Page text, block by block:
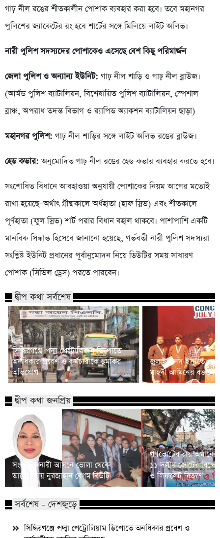
গাঢ় নীল রঙের শীতকালীন পোশাক ব্যবহার করা হবে। তবে মহানগর
পুলিশের জ্যাকেটের রং হবে শার্টের সঙ্গে মিলিয়ে লাইট অলিভ।
নারী পুলিশ সদস্যদের পোশাকেও এসেছে বেশ কিছু পরিমার্জন
জেলা পুলিশ ও অন্যান্য ইউনিট: গাঢ় নীল শাড়ি ও গাঢ় নীল ব্লাউজ।
(আর্মড পুলিশ ব্যাটালিয়ন, বিশেষায়িত পুলিশ ব্যাটালিয়ন, স্পেশাল
ব্রাঞ্চ, অপরাধ তদন্ত বিভাগ ও র‍্যাপিড অ্যাকশন ব্যাটালিয়ন ছাড়া)
মহানগর পুলিশ: গাঢ় নীল শাড়ির সঙ্গে লাইট অলিভ রঙের ব্লাউজ।
হেড কভার: অনুমোদিত গাঢ় নীল রঙের হেড কভার ব্যবহার করতে হবে।
সংশোধিত বিধানে আবহাওয়া অনুযায়ী পোশাকের নিয়ম আগের মতোই
রাখা হয়েছে–অর্থাৎ গ্রীষ্মকালে অর্ধহাতা (হাফ স্লিভ) এবং শীতকালে
পূর্ণহাতা (ফুল স্লিভ) শার্ট পরার বিধান বহাল থাকবে। পাশাপাশি একটি
মানবিক সিদ্ধান্ত হিসেবে জানানো হয়েছে, গর্ভবতী নারী পুলিশ সদস্যরা
সংশ্লিষ্ট ইউনিট প্রধানের পূর্বানুমোদন নিয়ে ডিউটির সময় সাধারণ
পোশাক (সিভিল ড্রেস) পরতে পারবেন।
দ্বীপ কথা সর্বশেষ
সিদ্ধিরগঞ্জে পদ্মা পেট্রোলিয়াম ডিপোতে
অনধিকার প্রবেশ ও কর্মচারীকে হুমকির
অভিযোগ
জুলাই সনদ ইস্যুতে
মাহদী আমিনের
দ্বীপ কথা জনপ্রিয়
সংরক্ষিত নারী আসনে ভোলা থেকে
আলোচনায় নুরজাহান বেগম বিউটি
গণভোটের রায়
১১ দলীয় জোটের
ও লিফলেট বিতরণ
সর্বশেষ - দেশজুড়ে
সিদ্ধিরগঞ্জে পদ্মা পেট্রোলিয়াম ডিপোতে অনধিকার প্রবেশ ও